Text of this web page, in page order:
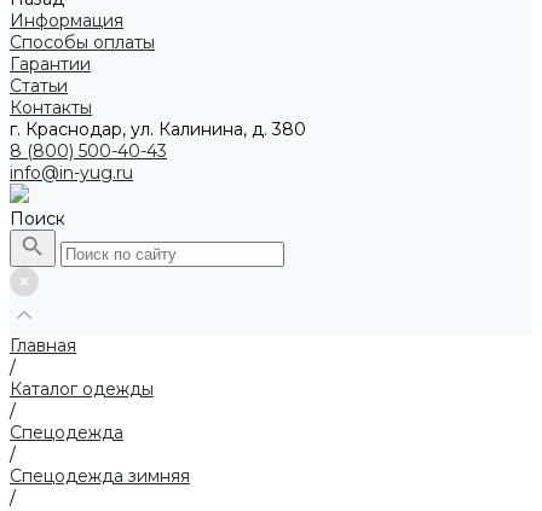
Информация
Способы оплаты
Гарантии
Статьи
Контакты
г. Краснодар, ул. Калинина, д. 380
8 (800) 500-40-43
info@in-yug.ru
Поиск
Главная
/
Каталог одежды
/
Спецодежда
/
Спецодежда зимняя
/